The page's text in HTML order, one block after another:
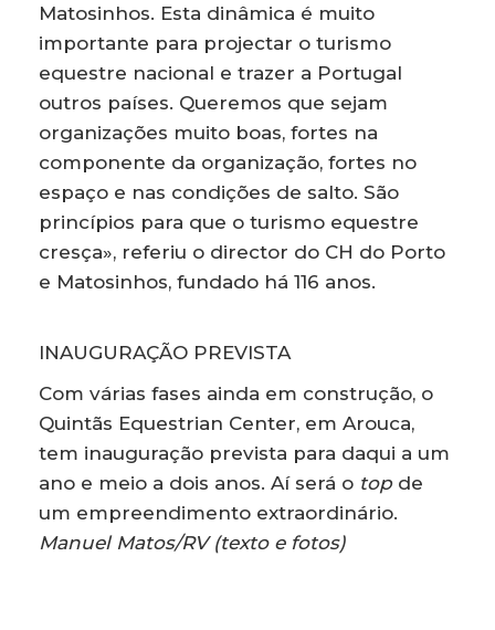
Matosinhos. Esta dinâmica é muito
importante para projectar o turismo
equestre nacional e trazer a Portugal
outros países. Queremos que sejam
organizações muito boas, fortes na
componente da organização, fortes no
espaço e nas condições de salto. São
princípios para que o turismo equestre
cresça», referiu o director do CH do Porto
e Matosinhos, fundado há 116 anos.
INAUGURAÇÃO PREVISTA
Com várias fases ainda em construção, o
Quintãs Equestrian Center, em Arouca,
tem inauguração prevista para daqui a um
ano e meio a dois anos. Aí será o top de
um empreendimento extraordinário.
Manuel Matos/RV (texto e fotos)